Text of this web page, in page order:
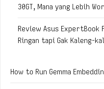
30GT, Mana yang Lebih
Review Asus ExpertBook
Ringan tapi Gak Kaleng-
How to Run Gemma